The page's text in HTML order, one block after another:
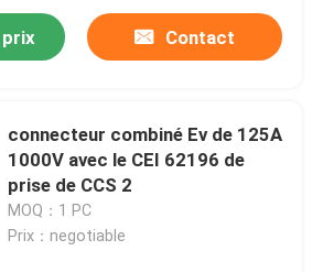
Contact
connecteur combiné Ev de 125A
1000V avec le CEI 62196 de
prise de CCS 2
MOQ：1 PC
Prix：negotiable